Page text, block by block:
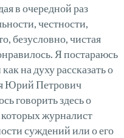
в очередной раз
честности,
безусловно, чистая
Я постараюсь
на духу рассказать о
Юрий Петрович
говорить здесь о
журналист
суждений или о его